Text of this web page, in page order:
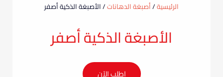
الرئيسية/أصبغة الدهانات/ الأصبغة الذكية أصفر
الأصبغة الذكية أصفر
اطلب الآن